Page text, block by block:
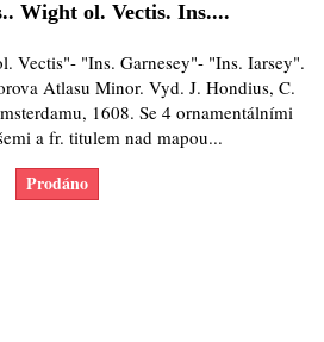
Wight ol. Vectis. Ins....
Vectis"- "Ins. Garnesey"- "Ins. Iarsey".
Atlasu Minor. Vyd. J. Hondius, C.
1608. Se 4 ornamentálními
a fr. titulem nad mapou...
Prodáno